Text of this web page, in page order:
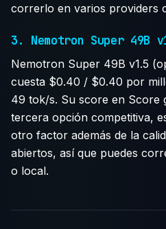
correrlo en varios providers
3. Nemotron Super 49B
Nemotron Super 49B v1.5
cuesta $0.40 / $0.40 por
49 tok/s. Su score en Score
tercera opción competitiva,
otro factor además de la
abiertos, así que puedes
o local.